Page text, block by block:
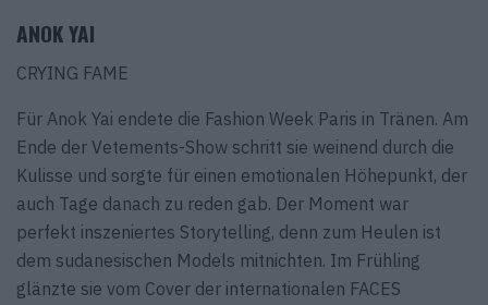
ANOK YAI
CRYING FAME
Für Anok Yai endete die Fashion Week Paris in Tränen. Am
Ende der Vetements-Show schritt sie weinend durch die
Kulisse und sorgte für einen emotionalen Höhepunkt, der
auch Tage danach zu reden gab. Der Moment war
perfekt inszeniertes Storytelling, denn zum Heulen ist
dem sudanesischen Models mitnichten. Im Frühling
glänzte sie vom Cover der internationalen FACES